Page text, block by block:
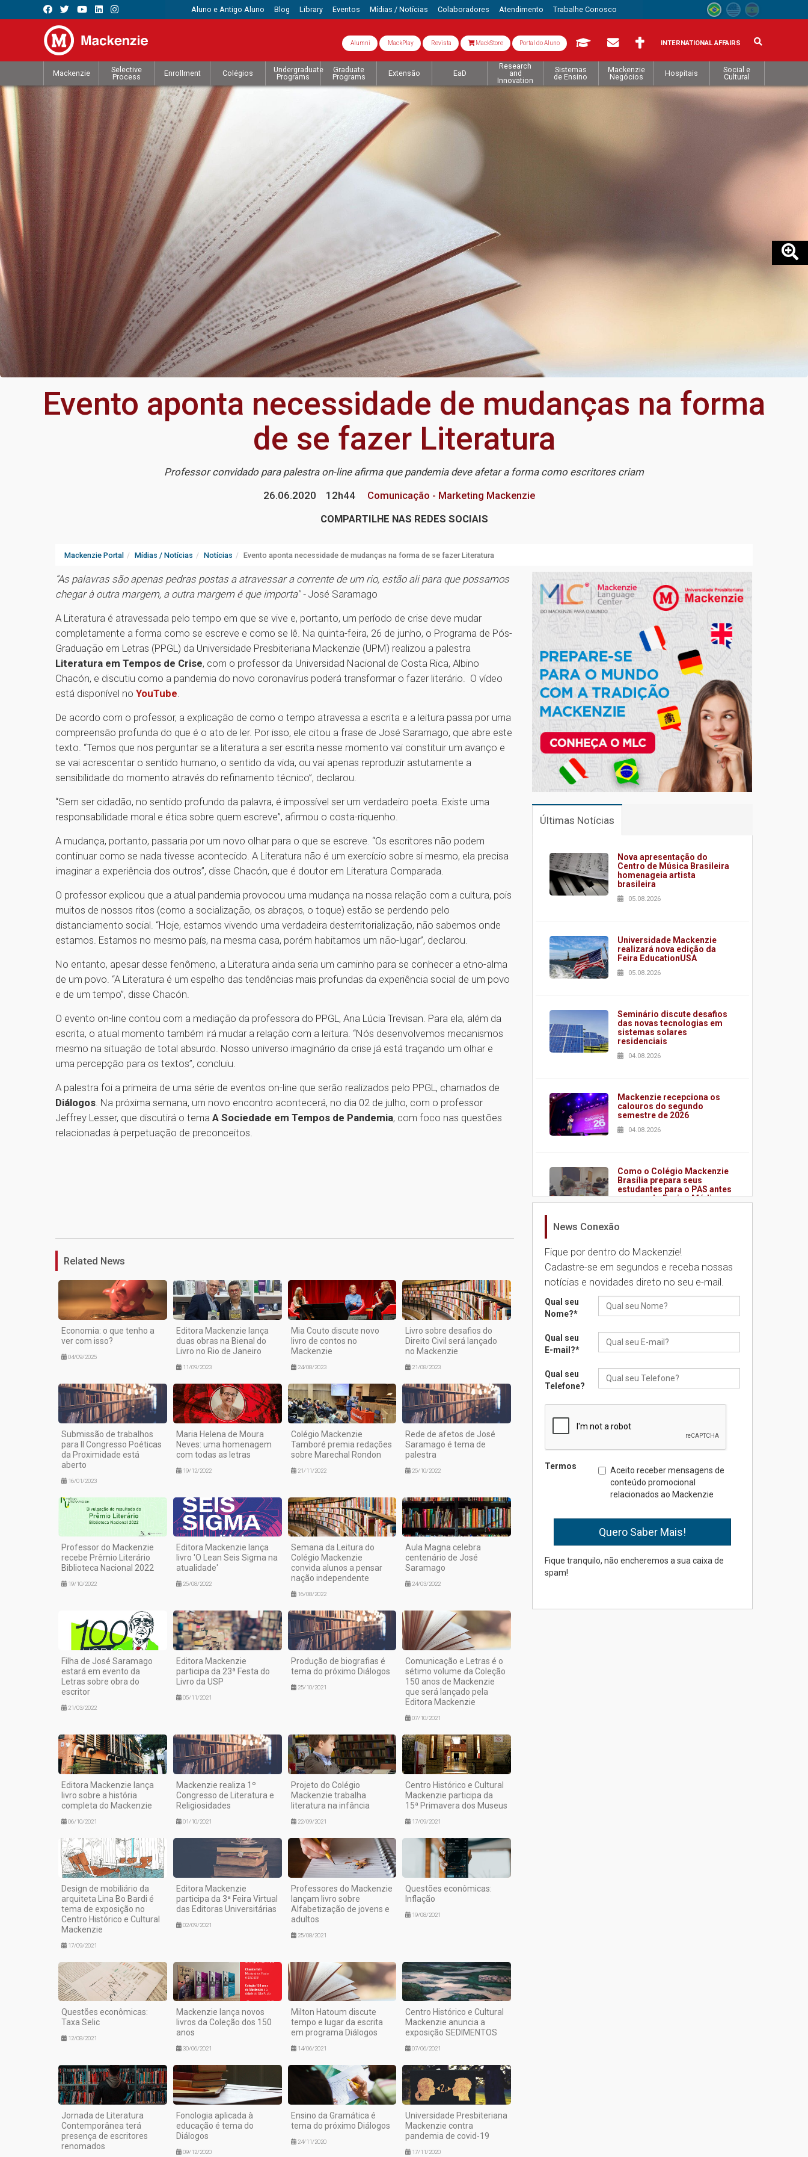
Aluno e Antigo Aluno Blog Library Eventos Mídias / Notícias Colaboradores Atendimento Trabalhe Conosco
Alumni MackPlay Revista MackStore Portal do Aluno INTERNATIONAL AFFAIRS
Mackenzie
Selective
Process
Enrollment Colégios
Undergraduate
Programs
Graduate
Programs
Extensão EaD
Research
and
Innovation
Sistemas
de Ensino
Mackenzie
Negócios
Hospitais
Social e
Cultural
Evento aponta necessidade de mudanças na forma
de se fazer Literatura
Professor convidado para palestra on-line afirma que pandemia deve afetar a forma como escritores criam
26.06.2020
12h44
Comunicação - Marketing Mackenzie
COMPARTILHE NAS REDES SOCIAIS
Mackenzie Portal Mídias / Notícias Notícias Evento aponta necessidade de mudanças na forma de se fazer Literatura
“As palavras são apenas pedras postas a atravessar a corrente de um rio, estão ali para que possamos
chegar à outra margem, a outra margem é que importa" - José Saramago
A Literatura é atravessada pelo tempo em que se vive e, portanto, um período de crise deve mudar
completamente a forma como se escreve e como se lê. Na quinta-feira, 26 de junho, o Programa de Pós-
Graduação em Letras (PPGL) da Universidade Presbiteriana Mackenzie (UPM) realizou a palestra
Literatura em Tempos de Crise, com o professor da Universidad Nacional de Costa Rica, Albino
Chacón, e discutiu como a pandemia do novo coronavírus poderá transformar o fazer literário. O vídeo
está disponível no YouTube.
De acordo com o professor, a explicação de como o tempo atravessa a escrita e a leitura passa por uma
compreensão profunda do que é o ato de ler. Por isso, ele citou a frase de José Saramago, que abre este
texto. “Temos que nos perguntar se a literatura a ser escrita nesse momento vai constituir um avanço e
se vai acrescentar o sentido humano, o sentido da vida, ou vai apenas reproduzir astutamente a
sensibilidade do momento através do refinamento técnico”, declarou.
“Sem ser cidadão, no sentido profundo da palavra, é impossível ser um verdadeiro poeta. Existe uma
responsabilidade moral e ética sobre quem escreve”, afirmou o costa-riquenho.
A mudança, portanto, passaria por um novo olhar para o que se escreve. “Os escritores não podem
continuar como se nada tivesse acontecido. A Literatura não é um exercício sobre si mesmo, ela precisa
imaginar a experiência dos outros”, disse Chacón, que é doutor em Literatura Comparada.
O professor explicou que a atual pandemia provocou uma mudança na nossa relação com a cultura, pois
muitos de nossos ritos (como a socialização, os abraços, o toque) estão se perdendo pelo
distanciamento social. “Hoje, estamos vivendo uma verdadeira desterritorialização, não sabemos onde
estamos. Estamos no mesmo país, na mesma casa, porém habitamos um não-lugar”, declarou.
No entanto, apesar desse fenômeno, a Literatura ainda seria um caminho para se conhecer a etno-alma
de um povo. “A Literatura é um espelho das tendências mais profundas da experiência social de um povo
e de um tempo”, disse Chacón.
O evento on-line contou com a mediação da professora do PPGL, Ana Lúcia Trevisan. Para ela, além da
escrita, o atual momento também irá mudar a relação com a leitura. “Nós desenvolvemos mecanismos
mesmo na situação de total absurdo. Nosso universo imaginário da crise já está traçando um olhar e
uma percepção para os textos”, concluiu.
A palestra foi a primeira de uma série de eventos on-line que serão realizados pelo PPGL, chamados de
Diálogos. Na próxima semana, um novo encontro acontecerá, no dia 02 de julho, com o professor
Jeffrey Lesser, que discutirá o tema A Sociedade em Tempos de Pandemia, com foco nas questões
relacionadas à perpetuação de preconceitos.
Related News
Economia: o que tenho a
ver com isso?
04/09/2025
Editora Mackenzie lança
duas obras na Bienal do
Livro no Rio de Janeiro
11/09/2023
Mia Couto discute novo
livro de contos no
Mackenzie
24/08/2023
Livro sobre desafios do
Direito Civil será lançado
no Mackenzie
21/08/2023
Submissão de trabalhos
para II Congresso Poéticas
da Proximidade está
aberto
16/01/2023
Maria Helena de Moura
Neves: uma homenagem
com todas as letras
19/12/2022
Colégio Mackenzie
Tamboré premia redações
sobre Marechal Rondon
21/11/2022
Rede de afetos de José
Saramago é tema de
palestra
25/10/2022
Professor do Mackenzie
recebe Prêmio Literário
Biblioteca Nacional 2022
19/10/2022
Editora Mackenzie lança
livro 'O Lean Seis Sigma na
atualidade'
25/08/2022
Semana da Leitura do
Colégio Mackenzie
convida alunos a pensar
nação independente
16/08/2022
Aula Magna celebra
centenário de José
Saramago
24/03/2022
Filha de José Saramago
estará em evento da
Letras sobre obra do
escritor
21/03/2022
Editora Mackenzie
participa da 23ª Festa do
Livro da USP
05/11/2021
Produção de biografias é
tema do próximo Diálogos
25/10/2021
Comunicação e Letras é o
sétimo volume da Coleção
150 anos de Mackenzie
que será lançado pela
Editora Mackenzie
07/10/2021
Editora Mackenzie lança
livro sobre a história
completa do Mackenzie
06/10/2021
Mackenzie realiza 1º
Congresso de Literatura e
Religiosidades
01/10/2021
Projeto do Colégio
Mackenzie trabalha
literatura na infância
22/09/2021
Centro Histórico e Cultural
Mackenzie participa da
15ª Primavera dos Museus
17/09/2021
Design de mobiliário da
arquiteta Lina Bo Bardi é
tema de exposição no
Centro Histórico e Cultural
Mackenzie
17/09/2021
Editora Mackenzie
participa da 3ª Feira Virtual
das Editoras Universitárias
02/09/2021
Professores do Mackenzie
lançam livro sobre
Alfabetização de jovens e
adultos
25/08/2021
Questões econômicas:
Inflação
19/08/2021
Questões econômicas:
Taxa Selic
12/08/2021
Mackenzie lança novos
livros da Coleção dos 150
anos
30/06/2021
Milton Hatoum discute
tempo e lugar da escrita
em programa Diálogos
14/06/2021
Centro Histórico e Cultural
Mackenzie anuncia a
exposição SEDIMENTOS
07/06/2021
Jornada de Literatura
Contemporânea terá
presença de escritores
renomados
Fonologia aplicada à
educação é tema do
Diálogos
09/12/2020
Ensino da Gramática é
tema do próximo Diálogos
24/11/2020
Universidade Presbiteriana
Mackenzie contra
pandemia de covid-19
17/11/2020
Últimas Notícias
Nova apresentação do
Centro de Música Brasileira
homenageia artista
brasileira
05.08.2026
Universidade Mackenzie
realizará nova edição da
Feira EducationUSA
05.08.2026
Seminário discute desafios
das novas tecnologias em
sistemas solares
residenciais
04.08.2026
Mackenzie recepciona os
calouros do segundo
semestre de 2026
04.08.2026
Como o Colégio Mackenzie
Brasília prepara seus
estudantes para o PAS antes
mesmo do Ensino Médio
Como os pais podem investir
na educação dos filhos além
da escola
04.08.2026
Transformadora reúne
docentes para debater
inovação e desafios da
04.08.2026
finalista do Prêmio Jabuti
com obra sobre ética e
arquitetura contemporânea
parcerias internacionais
03.08.2026
News Conexão
Fique por dentro do Mackenzie!
Cadastre-se em segundos e receba nossas
notícias e novidades direto no seu e-mail.
Qual seu
Nome?*
Qual seu
E-mail?*
Qual seu
Telefone?
Termos
Aceito receber mensagens de
conteúdo promocional
relacionados ao Mackenzie
Fique tranquilo, não encheremos a sua caixa de
spam!